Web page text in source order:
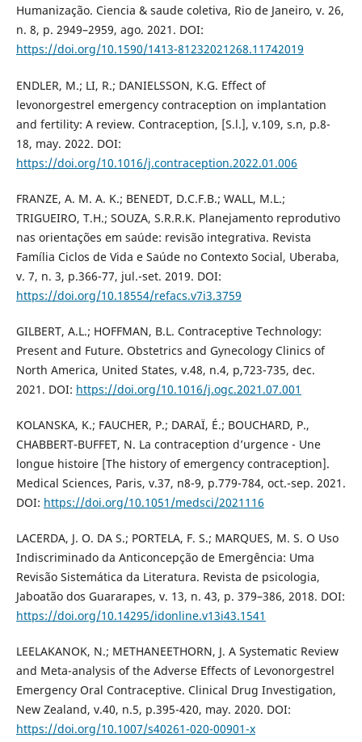
Humanização. Ciencia & saude coletiva, Rio de Janeiro, v. 26,
n. 8, p. 2949–2959, ago. 2021. DOI:
https://doi.org/10.1590/1413-81232021268.11742019
ENDLER, M.; LI, R.; DANIELSSON, K.G. Effect of
levonorgestrel emergency contraception on implantation
and fertility: A review. Contraception, [S.l.], v.109, s.n, p.8-
18, may. 2022. DOI:
https://doi.org/10.1016/j.contraception.2022.01.006
FRANZE, A. M. A. K.; BENEDT, D.C.F.B.; WALL, M.L.;
TRIGUEIRO, T.H.; SOUZA, S.R.R.K. Planejamento reprodutivo
nas orientações em saúde: revisão integrativa. Revista
Família Ciclos de Vida e Saúde no Contexto Social, Uberaba,
v. 7, n. 3, p.366-77, jul.-set. 2019. DOI:
https://doi.org/10.18554/refacs.v7i3.3759
GILBERT, A.L.; HOFFMAN, B.L. Contraceptive Technology:
Present and Future. Obstetrics and Gynecology Clinics of
North America, United States, v.48, n.4, p,723-735, dec.
2021. DOI: https://doi.org/10.1016/j.ogc.2021.07.001
KOLANSKA, K.; FAUCHER, P.; DARAÏ, É.; BOUCHARD, P.,
CHABBERT-BUFFET, N. La contraception d’urgence - Une
longue histoire [The history of emergency contraception].
Medical Sciences, Paris, v.37, n8-9, p.779-784, oct.-sep. 2021.
DOI: https://doi.org/10.1051/medsci/2021116
LACERDA, J. O. DA S.; PORTELA, F. S.; MARQUES, M. S. O Uso
Indiscriminado da Anticoncepção de Emergência: Uma
Revisão Sistemática da Literatura. Revista de psicologia,
Jaboatão dos Guararapes, v. 13, n. 43, p. 379–386, 2018. DOI:
https://doi.org/10.14295/idonline.v13i43.1541
LEELAKANOK, N.; METHANEETHORN, J. A Systematic Review
and Meta-analysis of the Adverse Effects of Levonorgestrel
Emergency Oral Contraceptive. Clinical Drug Investigation,
New Zealand, v.40, n.5, p.395-420, may. 2020. DOI:
https://doi.org/10.1007/s40261-020-00901-x